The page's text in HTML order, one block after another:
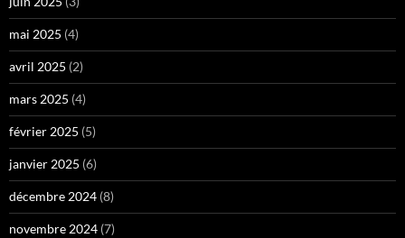
mai 2025 (4)
avril 2025 (2)
mars 2025 (4)
février 2025 (5)
janvier 2025 (6)
décembre 2024 (8)
novembre 2024 (7)